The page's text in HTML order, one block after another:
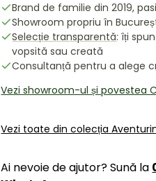
Brand de familie din 2019,
Showroom propriu în
Selecție transparentă: îți
vopsită sau creată
Consultanță pentru a alege
Vezi showroom-ul și povestea
Vezi toate din colecția
Ai nevoie de ajutor? Sună la